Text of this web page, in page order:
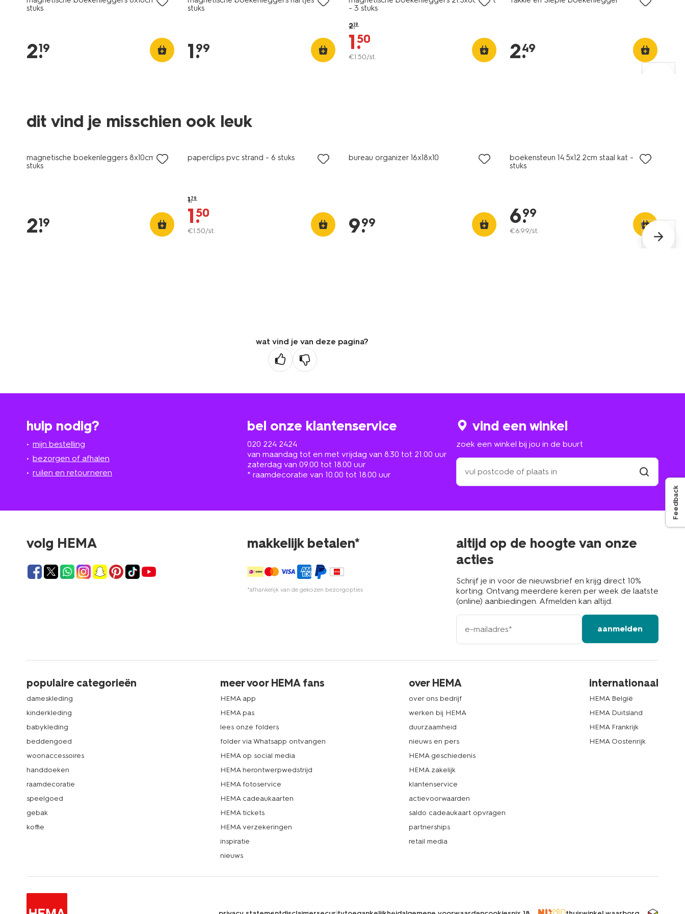
stuks
2.
19
stuks
1.
99
- 3 stuks
2.19
1.
50
€1.50/st. 2.
49
dit vind je misschien ook leuk
magnetische boekenleggers 8x10cm - 3
stuks
2.
19
paperclips pvc strand - 6 stuks
1.79
1.
50
€1.50/st.
bureau organizer 16x18x10
9.
99
boekensteun 14.5x12.2cm staal kat - 2
stuks
6.
99
€6.99/st.
wat vind je van deze pagina?
hulp nodig?
mijn bestelling
bezorgen of afhalen
ruilen en retourneren
bel onze klantenservice
020 224 2424
van maandag tot en met vrijdag van 8.30 tot 21.00 uur
zaterdag van 09.00 tot 18.00 uur
* raamdecoratie van 10.00 tot 18.00 uur
vind een winkel
zoek een winkel bij jou in de buurt
zoek
een
winkel
in
volg HEMA makkelijk betalen*
*afhankelijk van de gekozen bezorgopties
altijd op de hoogte van onze
acties
Schrijf je in voor de nieuwsbrief en krijg direct 10%
korting. Ontvang meerdere keren per week de laatste
(online) aanbiedingen. Afmelden kan altijd.
e-
mailadres
aanmelden
populaire categorieën
dameskleding
kinderkleding
babykleding
beddengoed
woonaccessoires
handdoeken
raamdecoratie
speelgoed
gebak
koffie
meer voor HEMA fans
HEMA app
HEMA pas
lees onze folders
folder via Whatsapp ontvangen
HEMA op social media
HEMA herontwerpwedstrijd
HEMA fotoservice
HEMA cadeaukaarten
HEMA tickets
HEMA verzekeringen
inspiratie
nieuws
over HEMA
over ons bedrijf
werken bij HEMA
duurzaamheid
nieuws en pers
HEMA geschiedenis
HEMA zakelijk
klantenservice
actievoorwaarden
saldo cadeaukaart opvragen
partnerships
retail media
internationaal
HEMA België
HEMA Duitsland
HEMA Frankrijk
HEMA Oostenrijk
Feedback